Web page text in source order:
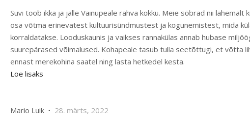
Suvi toob ikka ja jälle Vainupeale rahva kokku. Meie sõbrad nii lähemalt
osa võtma erinevatest kultuurisündmustest ja kogunemistest, mida
korraldatakse. Looduskaunis ja vaikses rannakülas annab hubase
suurepärased võimalused. Kohapeale tasub tulla seetõttugi, et võtta
ennast merekohina saatel ning lasta hetkedel kesta.
Loe lisaks
Mario Luik • 28. märts, 2022